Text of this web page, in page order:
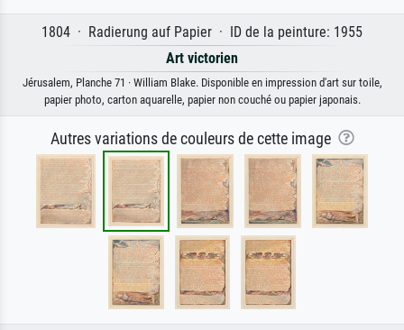
1804 · Radierung auf Papier · ID de la peinture: 1955
Art victorien
Jérusalem, Planche 71 · William Blake. Disponible en impression d'art sur toile,
papier photo, carton aquarelle, papier non couché ou papier japonais.
Autres variations de couleurs de cette image